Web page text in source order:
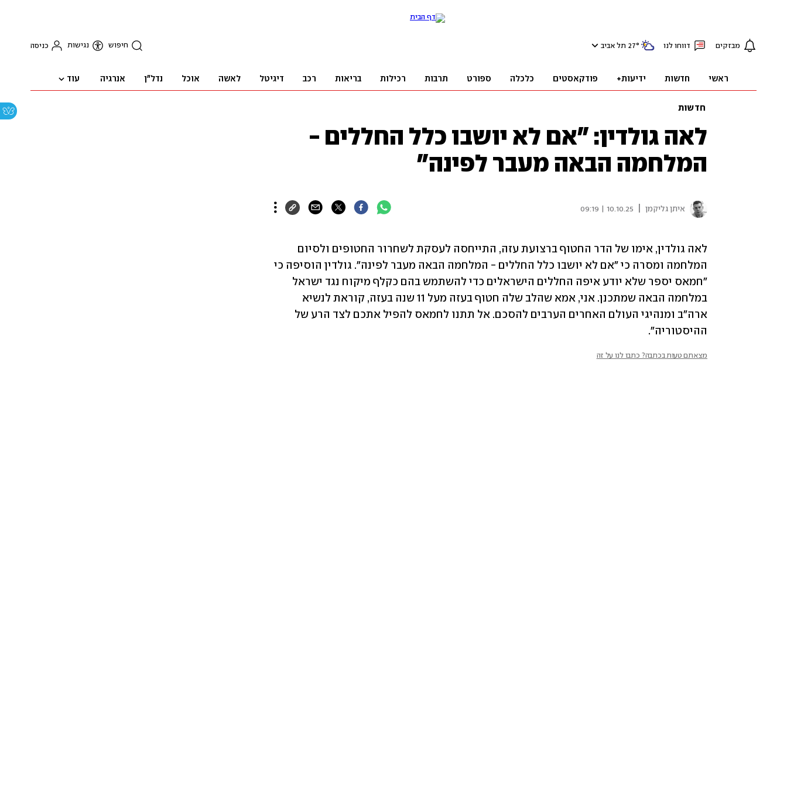
מבזקים דווחו לנו 27° תל אביב חיפוש נגישות כניסה
ראשי חדשות ידיעות+ פודקאסטים כלכלה ספורט תרבות רכילות בריאות רכב דיגיטל לאשה אוכל נדל"ן אנרגיה עוד
חדשות
לאה גולדין: "אם לא יושבו כלל החללים -
המלחמה הבאה מעבר לפינה"
איתן גליקמן 10.10.25 | 09:19
ההיסטוריה".
מצאתם טעות בכתבה? כתבו לנו על זה